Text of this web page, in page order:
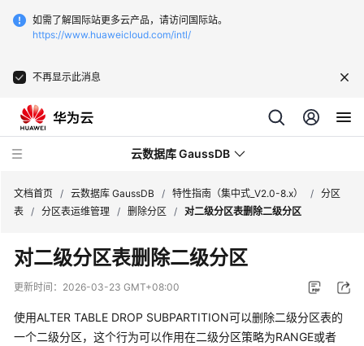
如需了解国际站更多云产品，请访问国际站。
https://www.huaweicloud.com/intl/
不再显示此消息
云数据库 GaussDB
最
新
动
服
文档首页 / 云数据库 GaussDB / 特性指南（集中式_V2.0-8.x） / 分区
表 / 分区表运维管理 / 删除分区 / 对二级分区表删除二级分区
对二级分区表删除二级分区
更新时间： 2026-03-23 GMT+08:00
使用ALTER TABLE DROP SUBPARTITION可以删除二级分区表的
一个二级分区，这个行为可以作用在二级分区策略为RANGE或者